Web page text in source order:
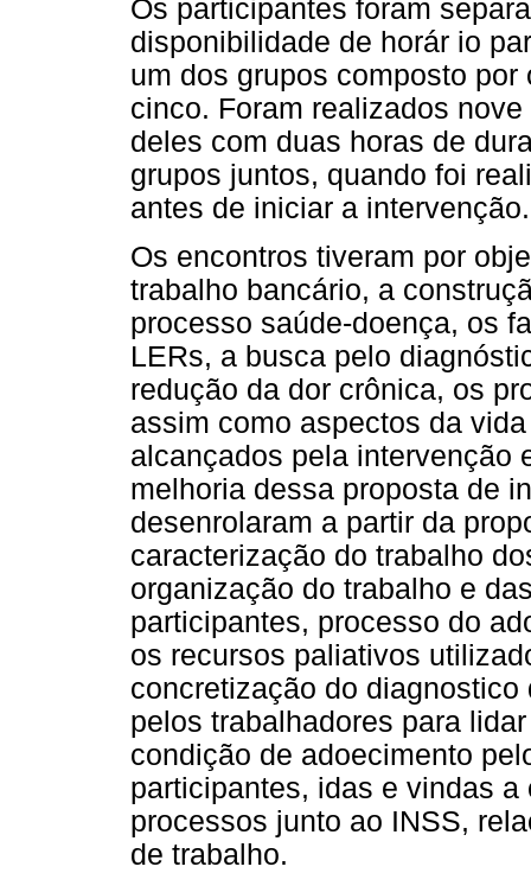
Os participantes foram
disponibilidade de horár io
um dos grupos composto
cinco. Foram realizados
deles com duas horas de
grupos juntos, quando foi
antes de iniciar a intervenção.
Os encontros tiveram por
trabalho bancário, a
processo saúde-doença, os
LERs, a busca pelo
redução da dor crônica, os
assim como aspectos da
alcançados pela intervenção
melhoria dessa proposta de
desenrolaram a partir da
caracterização do trabalho
organização do trabalho e
participantes, processo do
os recursos paliativos
concretização do
pelos trabalhadores para
condição de adoecimento
participantes, idas e vindas
processos junto ao INSS,
de trabalho.